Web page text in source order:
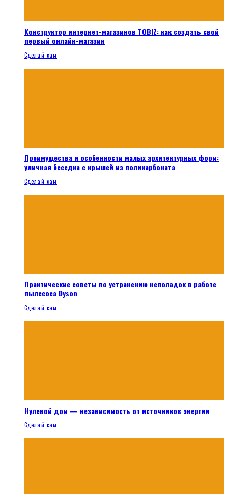
Конструктор интернет-магазинов TOBIZ: как создать свой
первый онлайн-магазин
Сделай сам
Преимущества и особенности малых архитектурных форм:
уличная беседка с крышей из поликарбоната
Сделай сам
Практические советы по устранению неполадок в работе
пылесоса Dyson
Сделай сам
Нулевой дом — независимость от источников энергии
Сделай сам